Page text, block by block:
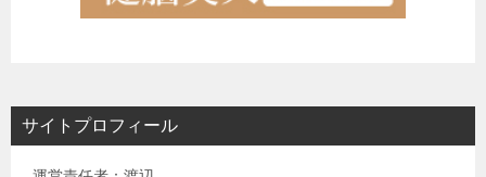
サイトプロフィール